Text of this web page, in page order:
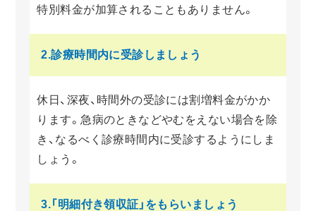
特別料金が加算されることもありません。
2.診療時間内に受診しましょう
休日、深夜、時間外の受診には割増料金がかか
ります。急病のときなどやむをえない場合を除
き、なるべく診療時間内に受診するようにしま
しょう。
3.「明細付き領収証」をもらいましょう